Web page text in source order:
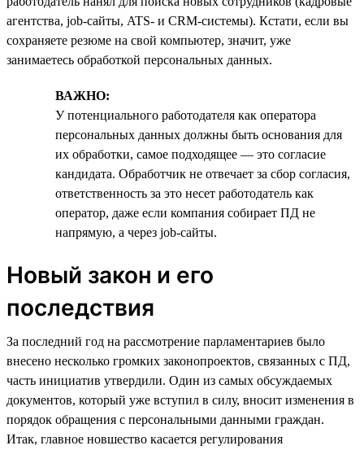
агентства, job-сайты, ATS- и CRM-системы). Кстати, если вы
сохраняете резюме на свой компьютер, значит, уже
занимаетесь обработкой персональных данных.
ВАЖНО:
У потенциального работодателя как оператора
персональных данных должны быть основания для
их обработки, самое подходящее — это согласие
кандидата. Обработчик не отвечает за сбор согласия,
ответственность за это несет работодатель как
оператор, даже если компания собирает ПД не
напрямую, а через job-сайты.
Новый закон и его
последствия
За последний год на рассмотрение парламентариев было
внесено несколько громких законопроектов, связанных с ПД,
часть инициатив утвердили. Один из самых обсуждаемых
документов, который уже вступил в силу, вносит изменения в
порядок обращения с персональными данными граждан.
Итак, главное новшество касается регулирования